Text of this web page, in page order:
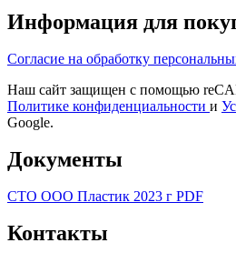
Информация для
Согласие на обработку
Наш сайт защищен с помощью
Политике конфиденциальности и
Google.
Документы
СТО ООО Пластик 2023 г PDF
Контакты